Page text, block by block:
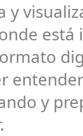
y
está
y